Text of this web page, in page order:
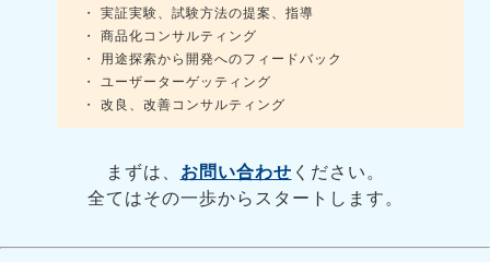
・ 実証実験、試験方法の提案、指導
・ 商品化コンサルティング
・ 用途探索から開発へのフィードバック
・ ユーザーターゲッティング
・ 改良、改善コンサルティング
まずは、 お問い合わせ ください。
全てはその一歩からスタートします。